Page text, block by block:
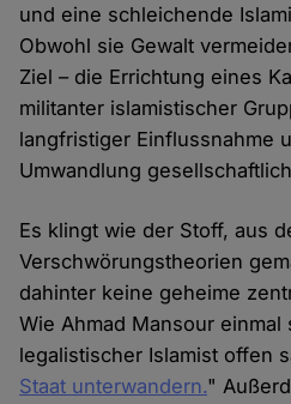
und eine schleichende
Obwohl sie Gewalt
Ziel – die Errichtung eines
militanter islamistischer
langfristiger Einflussnahme
Umwandlung
Es klingt wie der Stoff, aus
Verschwörungstheorien
dahinter keine geheime
Wie Ahmad Mansour
legalistischer Islamist offen
Staat unterwandern."